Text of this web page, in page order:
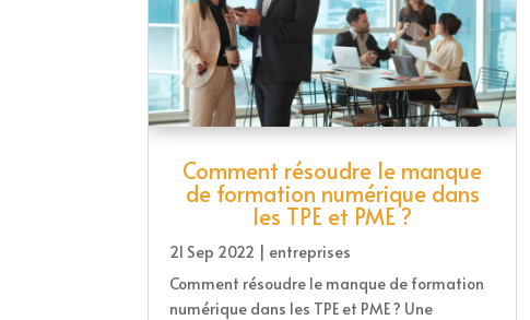
Comment résoudre le manque
de formation numérique dans
les TPE et PME ?
21 Sep 2022 | entreprises
Comment résoudre le manque de formation
numérique dans les TPE et PME ? Une